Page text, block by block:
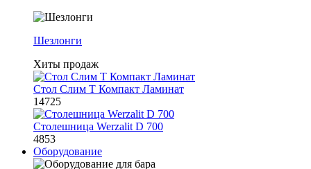
Шезлонги
Хиты продаж
Стол Слим Т Компакт Ламинат
14725
Столешница Werzalit D 700
4853
Оборудование